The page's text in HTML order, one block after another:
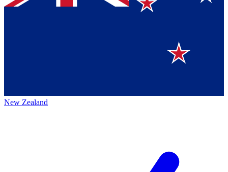
New Zealand